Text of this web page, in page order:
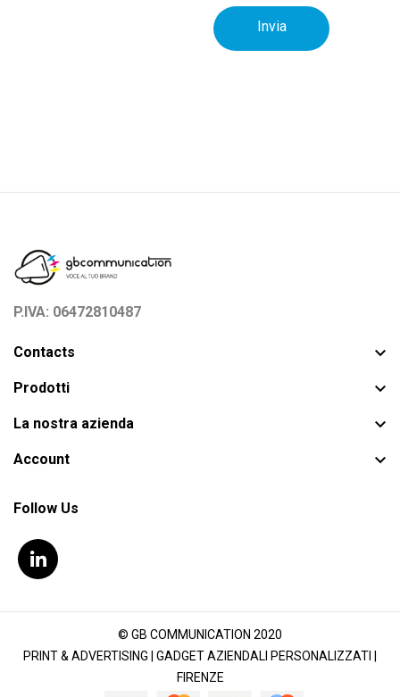
P.IVA: 06472810487
Contacts 
Prodotti 
La nostra azienda 
Account 
Follow Us
© GB COMMUNICATION 2020
PRINT & ADVERTISING | GADGET AZIENDALI PERSONALIZZATI |
FIRENZE